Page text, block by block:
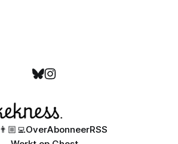
👨🏼‍💻OverAbonneerRSS